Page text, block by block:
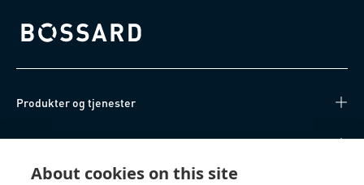
About cookies on this site
Bossard homepage
Produkter og tjenester
Kunnskapshub